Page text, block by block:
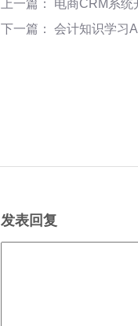
上一篇： 电商CRM系统
下一篇： 会计知识学习
发表回复